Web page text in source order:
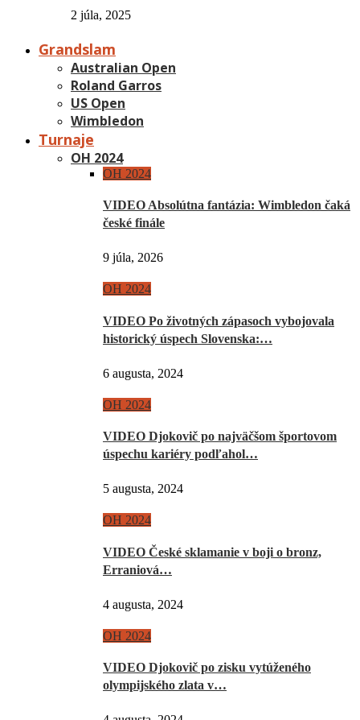
2 júla, 2025
Grandslam
Australian Open
Roland Garros
US Open
Wimbledon
Turnaje
OH 2024
OH 2024
VIDEO Absolútna fantázia: Wimbledon čaká
české finále
9 júla, 2026
OH 2024
VIDEO Po životných zápasoch vybojovala
historický úspech Slovenska:…
6 augusta, 2024
OH 2024
VIDEO Djokovič po najväčšom športovom
úspechu kariéry podľahol…
5 augusta, 2024
OH 2024
VIDEO České sklamanie v boji o bronz,
Erraniová…
4 augusta, 2024
OH 2024
VIDEO Djokovič po zisku vytúženého
olympijského zlata v…